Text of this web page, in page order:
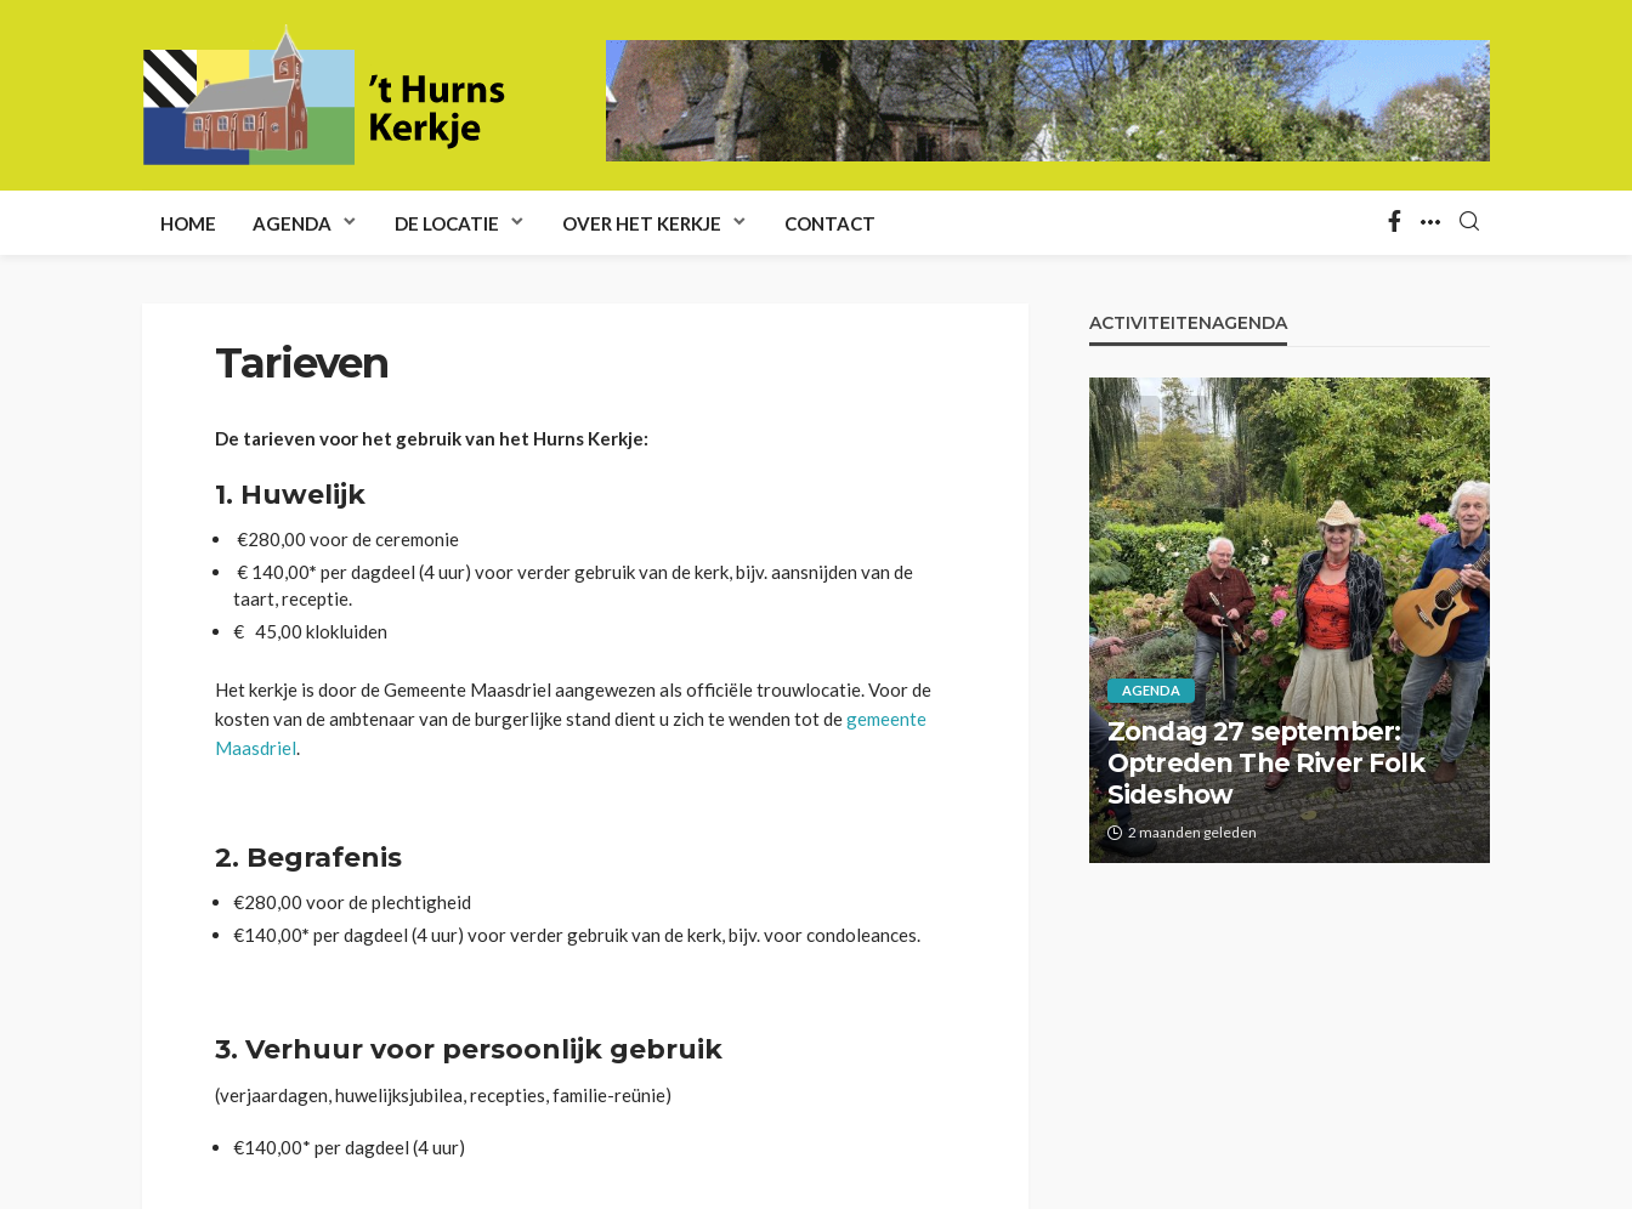
HOME AGENDA DE LOCATIE OVER HET KERKJE CONTACT
Tarieven
De tarieven voor het gebruik van het Hurns Kerkje:
1. Huwelijk
€280,00 voor de ceremonie
€ 140,00* per dagdeel (4 uur) voor verder gebruik van de kerk, bijv. aansnijden van de
taart, receptie.
€ 45,00 klokluiden
Het kerkje is door de Gemeente Maasdriel aangewezen als officiële trouwlocatie. Voor de
kosten van de ambtenaar van de burgerlijke stand dient u zich te wenden tot degemeente
Maasdriel.
2. Begrafenis
€280,00 voor de plechtigheid
€140,00* per dagdeel (4 uur) voor verder gebruik van de kerk, bijv. voor condoleances.
3. Verhuur voor persoonlijk gebruik
(verjaardagen, huwelijksjubilea, recepties, familie-reünie)
€140,00* per dagdeel (4 uur)
ACTIVITEITENAGENDA
AGENDA
Zondag 27 september:
Optreden The River Folk
2 maanden geleden
AGENDA
Zomerse zondagen:
ZomerTerras
2 maanden geleden